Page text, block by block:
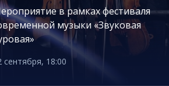
в рамках фестиваля
музыки «Звуковая
сентября, 18:00